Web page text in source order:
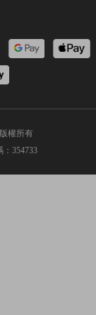
權所有
354733